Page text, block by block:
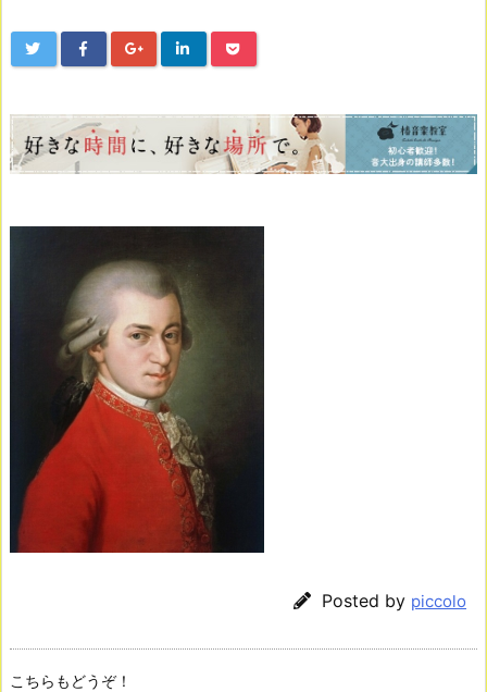
Posted by piccolo
こちらもどうぞ！